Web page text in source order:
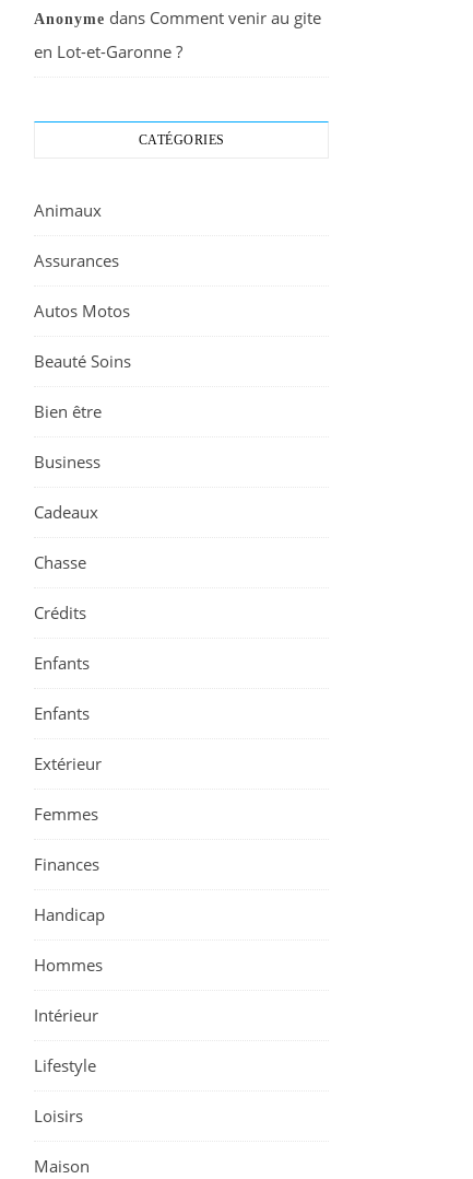
Anonyme dans Comment venir au gite
en Lot-et-Garonne ?
CATÉGORIES
Animaux
Assurances
Autos Motos
Beauté Soins
Bien être
Business
Cadeaux
Chasse
Crédits
Enfants
Enfants
Extérieur
Femmes
Finances
Handicap
Hommes
Intérieur
Lifestyle
Loisirs
Maison